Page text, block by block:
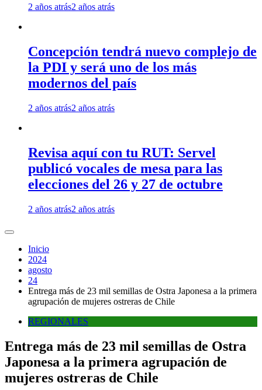
2 años atrás2 años atrás
Concepción tendrá nuevo complejo de
la PDI y será uno de los más
modernos del país
2 años atrás2 años atrás
Revisa aquí con tu RUT: Servel
publicó vocales de mesa para las
elecciones del 26 y 27 de octubre
2 años atrás2 años atrás
Inicio
2024
agosto
24
Entrega más de 23 mil semillas de Ostra Japonesa a la primera
agrupación de mujeres ostreras de Chile
REGIONALES
Entrega más de 23 mil semillas de Ostra
Japonesa a la primera agrupación de
mujeres ostreras de Chile